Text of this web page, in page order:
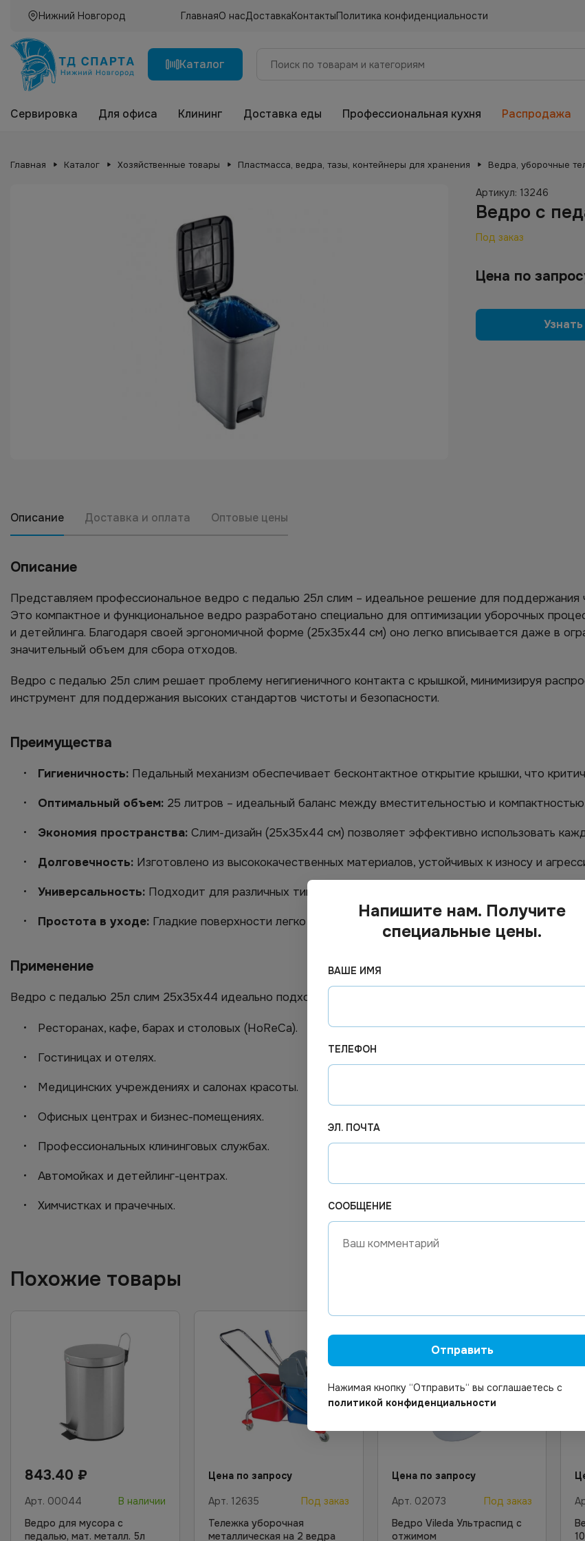
Нижний Новгород ГлавнаяО насДоставкаКонтактыПолитика конфиденциальности
Каталог
Сервировка Для офиса Клининг Доставка еды Профессиональная кухня Распродажа
Главная Каталог Хозяйственные товары Пластмасса, ведра, тазы, контейнеры для хранения Ведра, уборочные
Артикул: 13246
Ведро с
Под заказ
Цена по
Описание Доставка и оплата Оптовые цены
Описание
Представляем профессиональное ведро с педалью 25л слим – идеальное решение для
Это компактное и функциональное ведро разработано специально для оптимизации уборочных
и детейлинга. Благодаря своей эргономичной форме (25х35х44 см) оно легко вписывается даже в
значительный объем для сбора отходов.
Ведро с педалью 25л слим решает проблему негигиеничного контакта с крышкой, минимизируя
инструмент для поддержания высоких стандартов чистоты и безопасности.
Преимущества
Гигиеничность: Педальный механизм обеспечивает бесконтактное открытие крышки, что
Оптимальный объем: 25 литров – идеальный баланс между вместительностью и
Экономия пространства: Слим-дизайн (25х35х44 см) позволяет эффективно использовать
Долговечность: Изготовлено из высококачественных материалов, устойчивых к износу и
Универсальность: Подходит для различных типов отходов и помещений.
Простота в уходе: Гладкие поверхности легко моются и дезинфицируются.
Применение
Ведро с педалью 25л слим 25х35х44 идеально подходит для использования в:
Ресторанах, кафе, барах и столовых (HoReCa).
Гостиницах и отелях.
Медицинских учреждениях и салонах красоты.
Офисных центрах и бизнес-помещениях.
Профессиональных клининговых службах.
Автомойках и детейлинг-центрах.
Химчистках и прачечных.
Похожие товары
843.40 ₽
Арт. 00044
В наличии
Ведро для мусора с
педалью, мат. металл. 5л
Цена по запросу
Арт. 12635
Под заказ
Тележка уборочная
металлическая на 2 ведра
Цена по запросу
Арт. 02073
Под заказ
Ведро Vileda Ультраспид с
отжимом
Напишите нам. Получите
специальные цены.
ВАШЕ ИМЯ
ТЕЛЕФОН
ЭЛ. ПОЧТА
СООБЩЕНИЕ
Отправить
Нажимая кнопку “Отправить“ вы соглашаетесь с
политикой конфиденциальности